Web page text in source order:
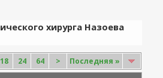
хирурга Назоева
18 24 64 > Последняя »